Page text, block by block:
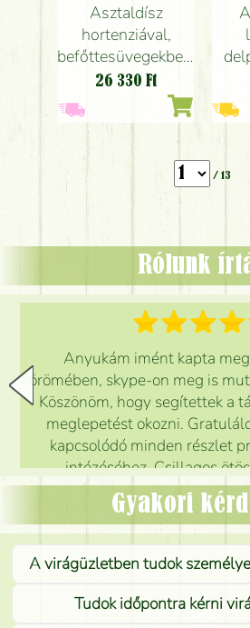
Asztaldísz
hortenziával,
befőttesüvegekben,
Kiosk étterem
(hortenzia, dália,
mezei virágok,
rózsaszín), esküvő
26 330 Ft
/ 13
Rólunk
Anyukám imént kapta
örömében, skype-on meg is
Köszönöm, hogy segítettek a
meglepetést okozni.
kapcsolódó minden részlet
intézéséhez. Csillagos
Gyakori
A virágüzletben tudok
Tudok időpontra kérni